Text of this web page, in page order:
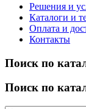
Решения и
Каталоги и
Оплата и
Контакты
Поиск по
Поиск по